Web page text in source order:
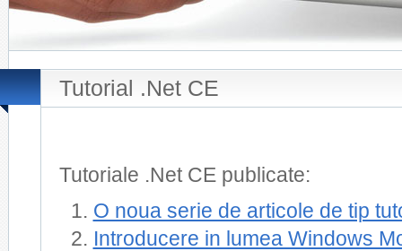
Tutorial .Net CE
Tutoriale .Net CE publicate:
O noua serie de articole de tip
Introducere in lumea Windows